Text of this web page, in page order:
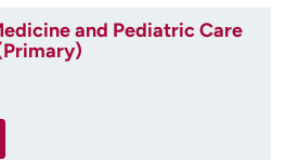
and Pediatric Care